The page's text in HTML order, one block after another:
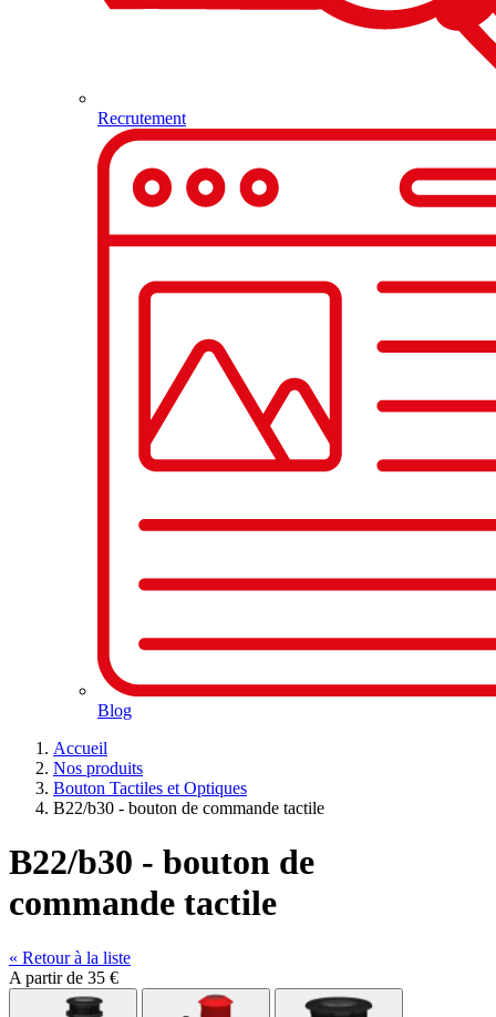
Recrutement
Blog
Accueil
Nos produits
Bouton Tactiles et Optiques
B22/b30 - bouton de commande tactile
B22/b30 - bouton de
commande tactile
« Retour à la liste
A partir de 35 €